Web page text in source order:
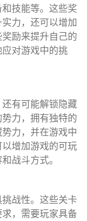
技能等。这些奖
力，还可以增加
励来提升自己的
对游戏中的挑
有可能解锁隐藏
力，拥有独特的
力，并在游戏中
增加游戏的可玩
战斗方式。
战性。这些关卡
，需要玩家具备